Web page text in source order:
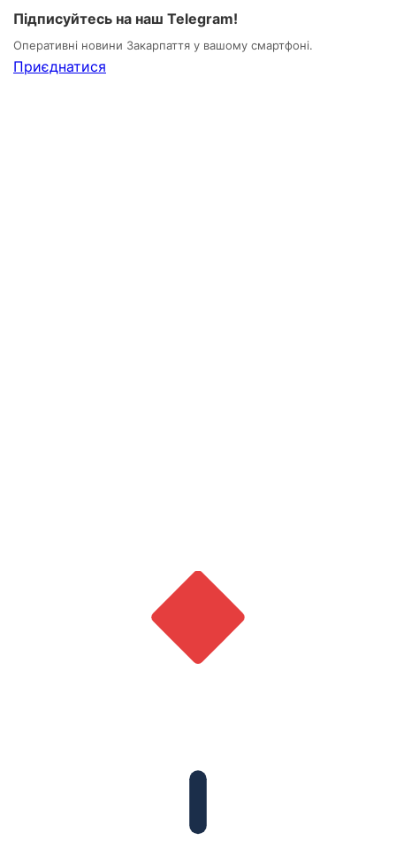
Підписуйтесь на наш Telegram!
Оперативні новини Закарпаття у вашому смартфоні.
Приєднатися